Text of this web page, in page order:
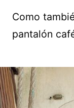
Como
pantalón